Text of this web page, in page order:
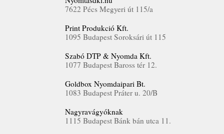
7622 Pécs Megyeri út 115/a
Print Produkció Kft.
1095 Budapest Soroksári út 115
Szabó DTP & Nyomda Kft.
1077 Budapest Baross tér 12.
Goldbox Nyomdaipari Bt.
1083 Budapest Práter u. 20/B
Nagyravágyóknak
1115 Budapest Bánk bán utca 11.